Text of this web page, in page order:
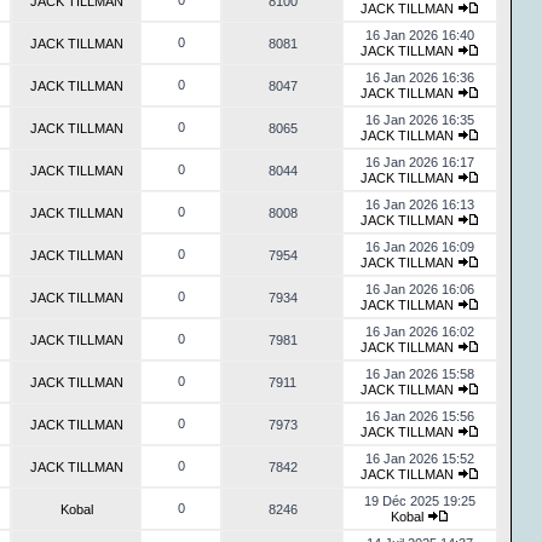
JACK TILLMAN
JACK TILLMAN 0 8081
16 Jan 2026 16:40
JACK TILLMAN
JACK TILLMAN 0 8047
16 Jan 2026 16:36
JACK TILLMAN
JACK TILLMAN 0 8065
16 Jan 2026 16:35
JACK TILLMAN
JACK TILLMAN 0 8044
16 Jan 2026 16:17
JACK TILLMAN
JACK TILLMAN 0 8008
16 Jan 2026 16:13
JACK TILLMAN
JACK TILLMAN 0 7954
16 Jan 2026 16:09
JACK TILLMAN
JACK TILLMAN 0 7934
16 Jan 2026 16:06
JACK TILLMAN
JACK TILLMAN 0 7981
16 Jan 2026 16:02
JACK TILLMAN
JACK TILLMAN 0 7911
16 Jan 2026 15:58
JACK TILLMAN
JACK TILLMAN 0 7973
16 Jan 2026 15:56
JACK TILLMAN
JACK TILLMAN 0 7842
16 Jan 2026 15:52
JACK TILLMAN
Kobal 0 8246
19 Déc 2025 19:25
Kobal